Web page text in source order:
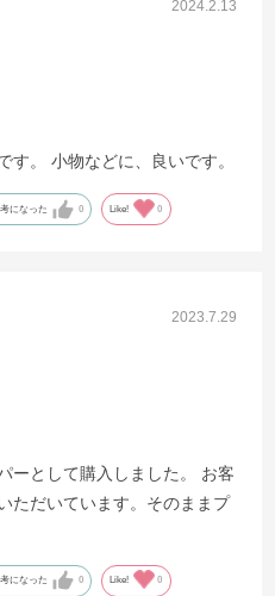
2024.2.13
す。 小物などに、良いです。
になった 0 Like! 0
2023.7.29
ーとして購入しました。 お客
ただいています。そのままプ
になった 0 Like! 0